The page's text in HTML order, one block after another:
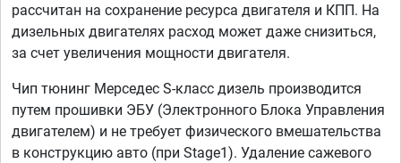
рассчитан на сохранение ресурса двигателя и КПП. На
дизельных двигателях расход может даже снизиться,
за счет увеличения мощности двигателя.
Чип тюнинг Мерседес S-класс дизель производится
путем прошивки ЭБУ (Электронного Блока Управления
двигателем) и не требует физического вмешательства
в конструкцию авто (при Stage1). Удаление сажевого